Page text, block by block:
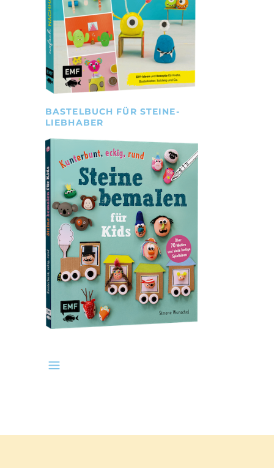
BASTELBUCH FÜR STEINE-
LIEBHABER